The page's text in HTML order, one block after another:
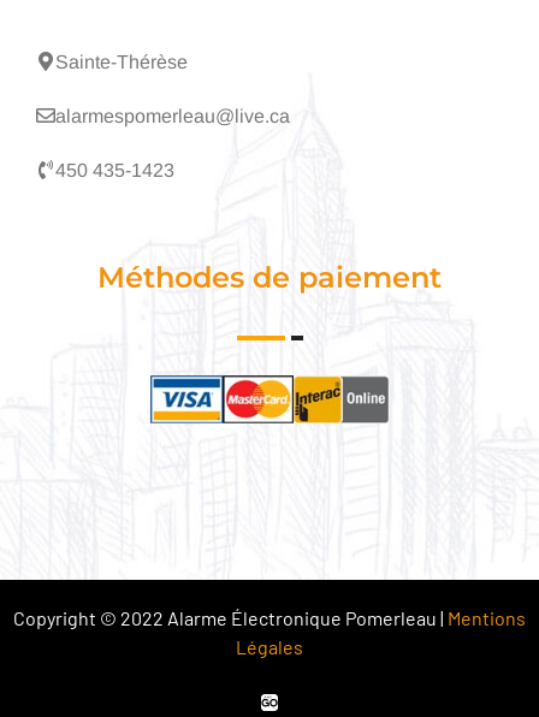
Sainte-Thérèse
alarmespomerleau@live.ca
450 435-1423
Méthodes de paiement
Copyright © 2022 Alarme Électronique Pomerleau | Mentions
Légales